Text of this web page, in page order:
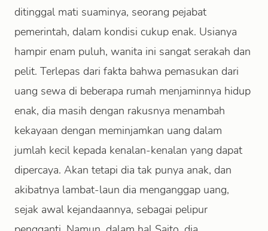
ditinggal mati suaminya, seorang pejabat
pemerintah, dalam kondisi cukup enak. Usianya
hampir enam puluh, wanita ini sangat serakah dan
pelit. Terlepas dari fakta bahwa pemasukan dari
uang sewa di beberapa rumah menjaminnya hidup
enak, dia masih dengan rakusnya menambah
kekayaan dengan meminjamkan uang dalam
jumlah kecil kepada kenalan-kenalan yang dapat
dipercaya. Akan tetapi dia tak punya anak, dan
akibatnya lambat-laun dia menganggap uang,
sejak awal kejandaannya, sebagai pelipur